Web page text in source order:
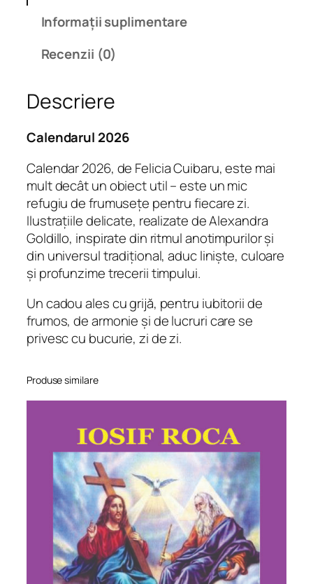
d
r
0
2
6
(
f
o
r
a
t
A
)
Informații suplimentare
Recenzii (0)
Descriere
Calendarul 2026
Calendar 2026, de Felicia Cuibaru, este mai
mult decât un obiect util – este un mic
refugiu de frumusețe pentru fiecare zi.
Ilustrațiile delicate, realizate de Alexandra
Goldillo, inspirate din ritmul anotimpurilor și
din universul tradițional, aduc liniște, culoare
și profunzime trecerii timpului.
Un cadou ales cu grijă, pentru iubitorii de
frumos, de armonie și de lucruri care se
privesc cu bucurie, zi de zi.
Produse similare